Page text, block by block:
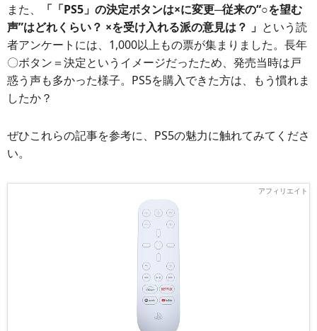
また、
「「PS5」の決定ボタンは×に変更─従来の“○を望む
声”はどれくらい？ ×を受け入れる派の意見は？ 」 という読
者アンケートには、1,000以上もの票が集まりました。長年
〇ボタン＝決定というイメージだったため、発売当時は戸
惑う声も多かった様子。PS5を購入できた方は、もう慣れま
したか？
ぜひこれらの記事を参考に、PS5の魅力に触れてみてくださ
い。